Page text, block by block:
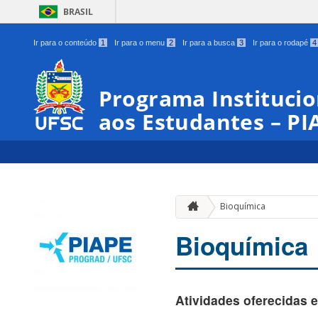
BRASIL
Ir para o conteúdo 1 Ir para o menu 2 Ir para a busca 3 Ir para o rodapé 4
Programa
aos Estudantes –
Bioquímica
Bioquímica
Atividades oferecidas